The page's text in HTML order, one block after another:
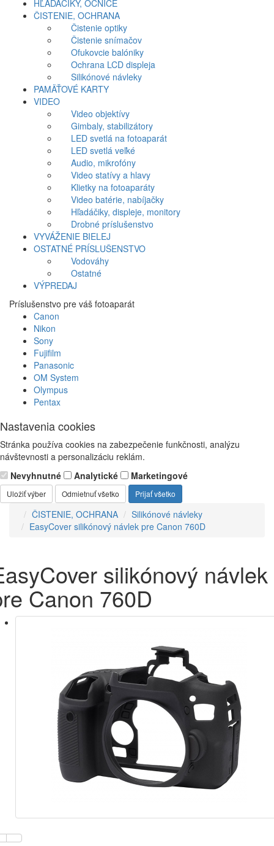
HĽADÁČIKY, OČNICE
ČISTENIE, OCHRANA
Čistenie optiky
Čistenie snímačov
Ofukovcie balóniky
Ochrana LCD displeja
Silikónové návleky
PAMÄŤOVÉ KARTY
VIDEO
Video objektívy
Gimbaly, stabilizátory
LED svetlá na fotoaparát
LED svetlá veľké
Audio, mikrofóny
Video statívy a hlavy
Klietky na fotoaparáty
Video batérie, nabíjačky
Hľadáčiky, displeje, monitory
Drobné príslušenstvo
VYVÁŽENIE BIELEJ
OSTATNÉ PRÍSLUŠENSTVO
Vodováhy
Ostatné
VÝPREDAJ
Príslušenstvo pre váš fotoaparát
Canon
Nikon
Sony
Fujifilm
Panasonic
OM System
Olympus
Pentax
Nastavenia cookies
Stránka používa cookies na zabezpečenie funkčnosti, analýzu
návštevnosti a personalizáciu reklám.
Nevyhnutné
Analytické Marketingové
Uložiť výber Odmietnuť všetko Prijať všetko
ČISTENIE, OCHRANA
Silikónové návleky
EasyCover silikónový návlek pre Canon 760D
silikónový návlek
Canon 760D